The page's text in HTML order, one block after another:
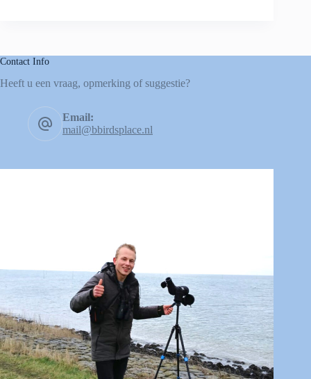
Contact Info
Heeft u een vraag, opmerking of suggestie?
Email:
mail@bbirdsplace.nl